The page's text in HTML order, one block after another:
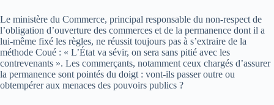
Le ministère du Commerce, principal responsable du non-respect de
l’obligation d’ouverture des commerces et de la permanence dont il a
lui-même fixé les règles, ne réussit toujours pas à s’extraire de la
méthode Coué : « L’État va sévir, on sera sans pitié avec les
contrevenants ». Les commerçants, notamment ceux chargés d’assurer
la permanence sont pointés du doigt : vont-ils passer outre ou
obtempérer aux menaces des pouvoirs publics ?